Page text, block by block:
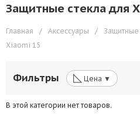
Защитные стекла для
Главная / Аксессуары / Защитные
Xiaomi 15
Фильтры ◺ Цена ▼
В этой категории нет товаров.